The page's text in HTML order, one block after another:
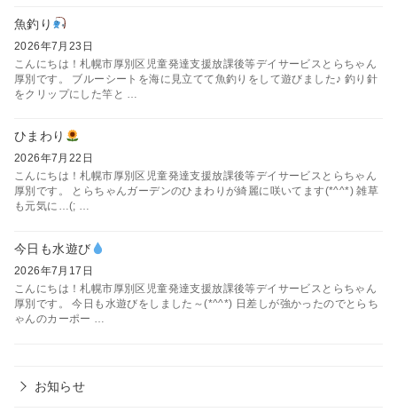
魚釣り
2026年7月23日
こんにちは！札幌市厚別区児童発達支援放課後等デイサービスとらちゃん
厚別です。 ブルーシートを海に見立てて魚釣りをして遊びました♪ 釣り針
をクリップにした竿と …
ひまわり
2026年7月22日
こんにちは！札幌市厚別区児童発達支援放課後等デイサービスとらちゃん
厚別です。 とらちゃんガーデンのひまわりが綺麗に咲いてます(*^^*) 雑草
も元気に…(; …
今日も水遊び
2026年7月17日
こんにちは！札幌市厚別区児童発達支援放課後等デイサービスとらちゃん
厚別です。 今日も水遊びをしました～(*^^*) 日差しが強かったのでとらち
ゃんのカーポー …
お知らせ